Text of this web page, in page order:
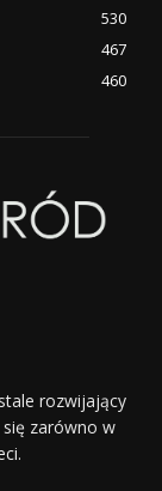
530
467
460
rozwijający
zarówno w